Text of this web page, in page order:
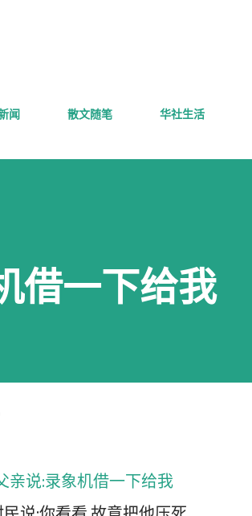
闻 散文随笔 华社生活
借一下给我
亲说:录象机借一下给我